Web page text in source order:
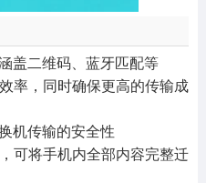
盖二维码、蓝牙匹配等
率，同时确保更高的传输成
机传输的安全性
可将手机内全部内容完整迁